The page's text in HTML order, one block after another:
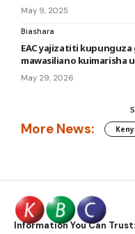
May 9, 2025
Biashara
EAC yajizatiti kupunguza
mawasiliano kuimarisha
May 29, 2026
More News:
Information You Can Trust: